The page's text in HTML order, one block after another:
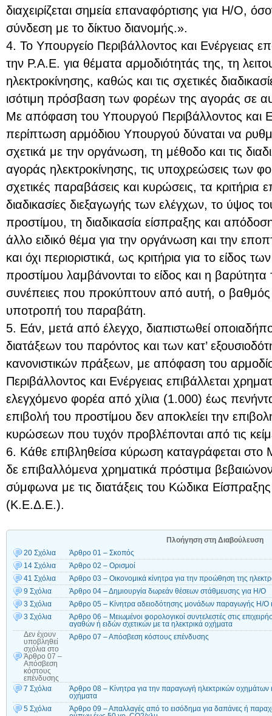
διαχειρίζεται σημεία επαναφόρτισης για Η/Ο,
σύνδεση με το δίκτυο διανομής.».
4. Το Υπουργείο Περιβάλλοντος και Ενέργειας
την Ρ.Α.Ε. για θέματα αρμοδιότητάς της, τη
ηλεκτροκίνησης, καθώς και τις σχετικές
ισότιμη πρόσβαση των φορέων της αγοράς σε
Με απόφαση του Υπουργού Περιβάλλοντος και
περίπτωση αρμόδιου Υπουργού δύναται να
σχετικά με την οργάνωση, τη μέθοδο και τις
αγοράς ηλεκτροκίνησης, τις υποχρεώσεις των
σχετικές παραβάσεις και κυρώσεις, τα κριτήρια
διαδικασίες διεξαγωγής των ελέγχων, το ύψος
προστίμου, τη διαδικασία είσπραξης και
άλλο ειδικό θέμα για την οργάνωση και την
και όχι περιοριστικά, ως κριτήρια για το είδος
προστίμου λαμβάνονται το είδος και η
συνέπειες που προκύπτουν από αυτή, ο βαθμός
υποτροπή του παραβάτη.
5. Εάν, μετά από έλεγχο, διαπιστωθεί
διατάξεων του παρόντος και των κατ’
κανονιστικών πράξεων, με απόφαση του
Περιβάλλοντος και Ενέργειας επιβάλλεται
ελεγχόμενο φορέα από χίλια (1.000) έως
επιβολή του προστίμου δεν αποκλείει την
κυρώσεων που τυχόν προβλέπονται από τις
6. Κάθε επιβληθείσα κύρωση καταγράφεται
δε επιβαλλόμενα χρηματικά πρόστιμα
σύμφωνα με τις διατάξεις του Κώδικα
(Κ.Ε.Δ.Ε.).
Πλοήγηση στη Διαβούλευση
20 Σχόλια
Άρθρο 01 – Σκοπός
14 Σχόλια
Άρθρο 02 – Ορισμοί
41 Σχόλια
Άρθρο 03 – Οικονομικά κίνητρα για την προώθηση της
9 Σχόλια
Άρθρο 04 – Δημιουργία δωρεάν θέσεων στάθμευσης για Η/Ο
3 Σχόλια
Άρθρο 05 – Κίνητρα αδειοδότησης μονάδων παραγωγής Η/Ο
3 Σχόλια
Άρθρο 06 – Μειωμένοι φορολογικοί συντελεστές στις
αγαθών ή ειδών σχετικών με τα ηλεκτρικά οχήματα
Δεν έχουν
υποβληθεί
σχόλια στο
Άρθρο 07 –
Απόσβεση
κόστους
επένδυσης
Άρθρο 07 – Απόσβεση κόστους επένδυσης
7 Σχόλια
Άρθρο 08 – Κίνητρα για την παραγωγή ηλεκτρικών οχημάτων
οχήματα
5 Σχόλια
Άρθρο 09 – Απαλλαγές από το εισόδημα για δαπάνες ή